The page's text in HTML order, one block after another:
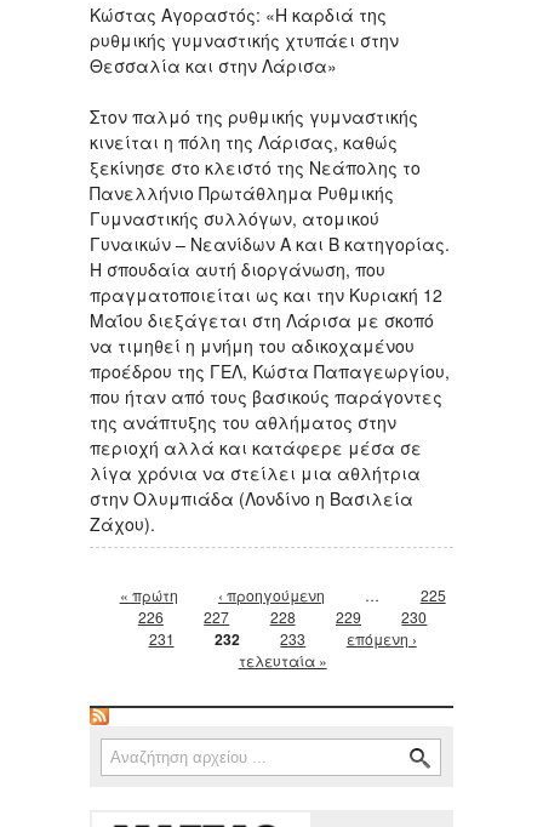
Κώστας Αγοραστός: «Η καρδιά της
ρυθμικής γυμναστικής χτυπάει στην
Θεσσαλία και στην Λάρισα»
Στον παλμό της ρυθμικής γυμναστικής
κινείται η πόλη της Λάρισας, καθώς
ξεκίνησε στο κλειστό της Νεάπολης το
Πανελλήνιο Πρωτάθλημα Ρυθμικής
Γυμναστικής συλλόγων, ατομικού
Γυναικών – Νεανίδων Α και Β κατηγορίας.
Η σπουδαία αυτή διοργάνωση, που
πραγματοποιείται ως και την Κυριακή 12
Μαΐου διεξάγεται στη Λάρισα με σκοπό
να τιμηθεί η μνήμη του αδικοχαμένου
προέδρου της ΓΕΛ, Κώστα Παπαγεωργίου,
που ήταν από τους βασικούς παράγοντες
της ανάπτυξης του αθλήματος στην
περιοχή αλλά και κατάφερε μέσα σε
λίγα χρόνια να στείλει μια αθλήτρια
στην Ολυμπιάδα (Λονδίνο η Βασιλεία
Ζάχου).
Σελίδες
« πρώτη ‹ προηγούμενη …
225
226
227 228 229
230
231
232 233
επόμενη ›
τελευταία »
Φόρμα αναζήτησης
Αναζήτηση